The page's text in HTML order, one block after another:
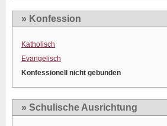
» Konfession
Katholisch
Evangelisch
Konfessionell nicht gebunden
» Schulische Ausrichtung